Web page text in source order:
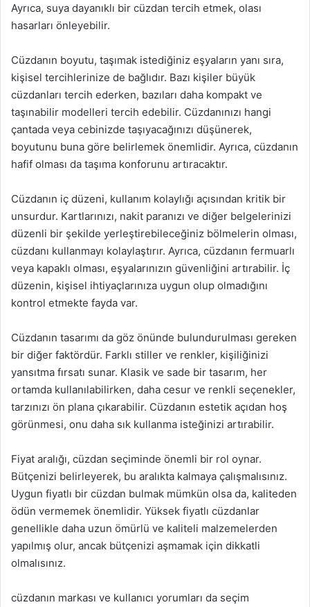
Ayrıca, suya dayanıklı bir cüzdan tercih etmek, olası
hasarları önleyebilir.
Cüzdanın boyutu, taşımak istediğiniz eşyaların yanı sıra,
kişisel tercihlerinize de bağlıdır. Bazı kişiler büyük
cüzdanları tercih ederken, bazıları daha kompakt ve
taşınabilir modelleri tercih edebilir. Cüzdanınızı hangi
çantada veya cebinizde taşıyacağınızı düşünerek,
boyutunu buna göre belirlemek önemlidir. Ayrıca, cüzdanın
hafif olması da taşıma konforunu artıracaktır.
Cüzdanın iç düzeni, kullanım kolaylığı açısından kritik bir
unsurdur. Kartlarınızı, nakit paranızı ve diğer belgelerinizi
düzenli bir şekilde yerleştirebileceğiniz bölmelerin olması,
cüzdanı kullanmayı kolaylaştırır. Ayrıca, cüzdanın fermuarlı
veya kapaklı olması, eşyalarınızın güvenliğini artırabilir. İç
düzenin, kişisel ihtiyaçlarınıza uygun olup olmadığını
kontrol etmekte fayda var.
Cüzdanın tasarımı da göz önünde bulundurulması gereken
bir diğer faktördür. Farklı stiller ve renkler, kişiliğinizi
yansıtma fırsatı sunar. Klasik ve sade bir tasarım, her
ortamda kullanılabilirken, daha cesur ve renkli seçenekler,
tarzınızı ön plana çıkarabilir. Cüzdanın estetik açıdan hoş
görünmesi, onu daha sık kullanma isteğinizi artırabilir.
Fiyat aralığı, cüzdan seçiminde önemli bir rol oynar.
Bütçenizi belirleyerek, bu aralıkta kalmaya çalışmalısınız.
Uygun fiyatlı bir cüzdan bulmak mümkün olsa da, kaliteden
ödün vermemek önemlidir. Yüksek fiyatlı cüzdanlar
genellikle daha uzun ömürlü ve kaliteli malzemelerden
yapılmış olur, ancak bütçenizi aşmamak için dikkatli
olmalısınız.
cüzdanın markası ve kullanıcı yorumları da seçim